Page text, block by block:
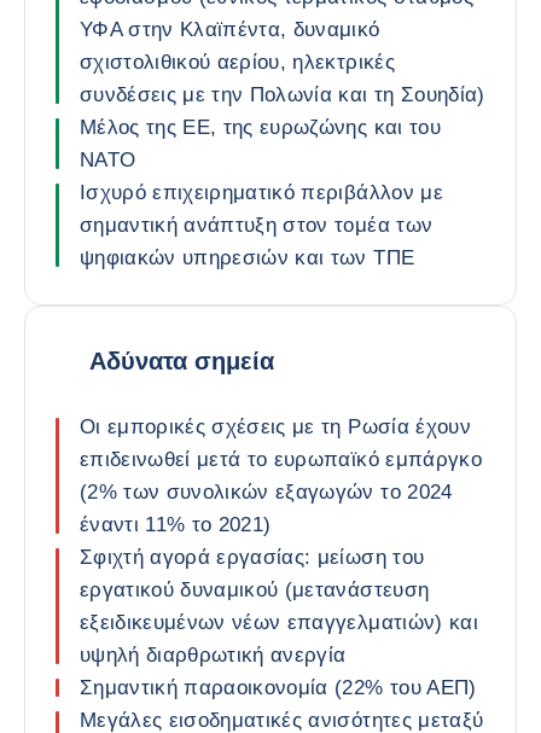
ΥΦΑ στην Κλαϊπέντα, δυναμικό
σχιστολιθικού αερίου, ηλεκτρικές
συνδέσεις με την Πολωνία και τη Σουηδία)
Μέλος της ΕΕ, της ευρωζώνης και του
ΝΑΤΟ
Ισχυρό επιχειρηματικό περιβάλλον με
σημαντική ανάπτυξη στον τομέα των
ψηφιακών υπηρεσιών και των ΤΠΕ
Αδύνατα σημεία
Οι εμπορικές σχέσεις με τη Ρωσία έχουν
επιδεινωθεί μετά το ευρωπαϊκό εμπάργκο
(2% των συνολικών εξαγωγών το 2024
έναντι 11% το 2021)
Σφιχτή αγορά εργασίας: μείωση του
εργατικού δυναμικού (μετανάστευση
εξειδικευμένων νέων επαγγελματιών) και
υψηλή διαρθρωτική ανεργία
Σημαντική παραοικονομία (22% του ΑΕΠ)
Μεγάλες εισοδηματικές ανισότητες μεταξύ